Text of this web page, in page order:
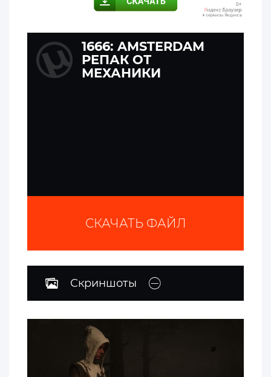
1666: AMSTERDAM
РЕПАК ОТ
МЕХАНИКИ
СКАЧАТЬ ФАЙЛ
Скриншоты